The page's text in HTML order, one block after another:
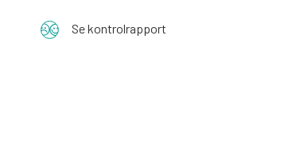
Se kontrolrapport